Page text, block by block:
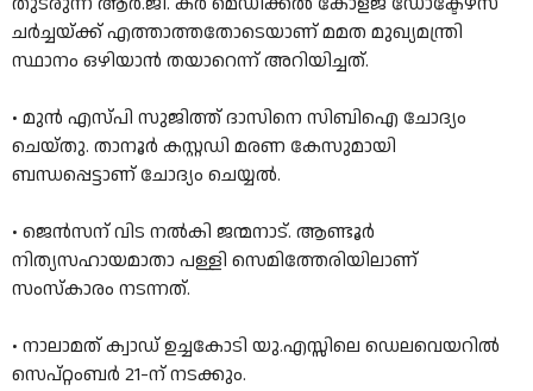
ചര്‍ച്ചയ്ക്ക് എത്താത്തതോടെയാണ് മമത മുഖ്യമന്ത്രി
സ്ഥാനം ഒഴിയാന്‍ തയാറെന്ന് അറിയിച്ചത്.
• മുന്‍ എസ്പി സുജിത്ത് ദാസിനെ സിബിഐ ചോദ്യം
ചെയ്തു. താനൂര്‍ കസ്റ്റഡി മരണ കേസുമായി
ബന്ധപ്പെട്ടാണ് ചോദ്യം ചെയ്യൽ.
• ജെൻസന് വിട നൽകി ജന്മനാട്. ആണ്ടൂര്‍
നിത്യസഹായമാതാ പള്ളി സെമിത്തേരിയിലാണ്
സംസ്കാരം നടന്നത്.
• നാലാമത് ക്വാഡ് ഉച്ചകോടി യു.എസ്സിലെ ഡെലവെയറിൽ
സെപ്റ്റംബർ 21-ന് നടക്കും.